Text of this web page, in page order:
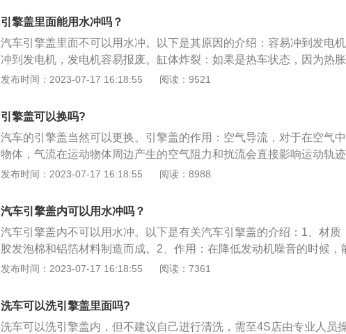
做好关键部件防水。用水清洗的注意事项：1、将发电机、分电器、制
用布遮盖或用塑料胶袋封住。特别是发电机和分电器。2、尽量在发动
后冲洗。注意水枪的压力不要太大。3、冲洗之后，用清洁的布将发动
擦拭干净，特别是引擎盖底面。4、水枪不要直接对准进气口，最好也
冲洗线头。
引擎盖里面能用水冲吗？
汽车引擎盖里面不可以用水冲。以下是其原因的介绍：容易冲到发电
冲到发电机，发电机容易报废。缸体炸裂：如果是热车状态，因为热
因，用水一冲，伤害非常大。因为发动机是缸体，受到强冷的刺激容易
因为发动机是缸体，受到强冷的刺激容易炸裂。用水清洗的注意事项：
动机冷却之后冲洗。注意水枪的压力不要太大。
发布时间：2023-07-17 16:18:55 阅读：9521
引擎盖可以换吗?
汽车的引擎盖当然可以更换。引擎盖的作用：空气导流，对于在空气
物体，气流在运动物体周边产生的空气阻力和扰流会直接影响运动轨
度，通过引擎盖外形可有效调整空气相对汽车运动时的流动方向和对车
轮轮胎对地的力量，有利于车的行驶稳定。流线型引擎盖外观基本是依
理设计的。周边管线配件：引擎盖下，都是汽车重要的组成部分，包括
电路、油路、刹车系统以及传动系统等等。对车辆至关重要。通过提高
度和构造，可充分防止冲击、腐蚀、雨水、及电干扰等不利影响，充分
的正常工作。
发布时间：2023-07-17 16:18:55 阅读：8988
汽车引擎盖内可以用水冲吗？
汽车引擎盖内不可以用水冲。以下是有关汽车引擎盖的介绍：1、材质
胶发泡棉和铝箔材料制造而成。2、作用：在降低发动机噪音的时候，
隔离由于发动机工作时产生的热量，有效保护引擎盖表面上的漆面，防
坏而发生爆炸或者是燃烧、泄露等事故，引擎盖可有效阻挡因爆炸引起
起到防护盾作用。有效阻隔空气和阻止火焰的蔓延，降低燃烧风险和损
发布时间：2023-07-17 16:18:55 阅读：7361
洗车可以洗引擎盖里面吗?
洗车可以洗引擎盖内，但不建议自己进行清洗，需至4S店由专业人员